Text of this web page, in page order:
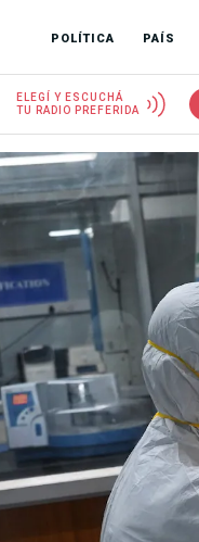
POLÍTICA PAÍS
ELEGÍ Y ESCUCHÁ
TU RADIO PREFERIDA